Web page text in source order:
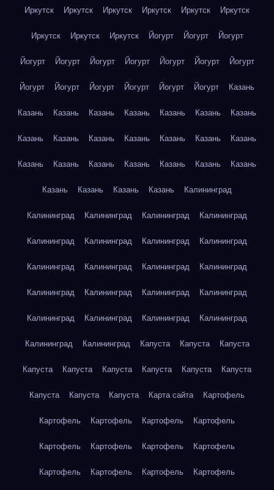
Иркутск Иркутск Иркутск Иркутск Иркутск Иркутск
Иркутск Иркутск Иркутск Йогурт Йогурт Йогурт
Йогурт Йогурт Йогурт Йогурт Йогурт Йогурт Йогурт
Йогурт Йогурт Йогурт Йогурт Йогурт Йогурт Казань
Казань Казань Казань Казань Казань Казань Казань
Казань Казань Казань Казань Казань Казань Казань
Казань Казань Казань Казань Казань Казань Казань
Казань Казань Казань Казань Калининград
Калининград Калининград Калининград Калининград
Калининград Калининград Калининград Калининград
Калининград Калининград Калининград Калининград
Калининград Калининград Калининград Калининград
Калининград Калининград Калининград Калининград
Калининград Калининград Капуста Капуста Капуста
Капуста Капуста Капуста Капуста Капуста Капуста
Капуста Капуста Капуста Карта сайта Картофель
Картофель Картофель Картофель Картофель
Картофель Картофель Картофель Картофель
Картофель Картофель Картофель Картофель